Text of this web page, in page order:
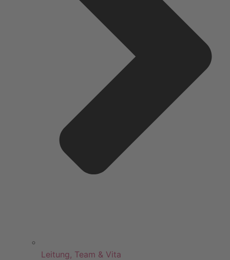
Leitung, Team & Vita